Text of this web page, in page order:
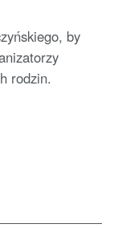
by
rodzin.